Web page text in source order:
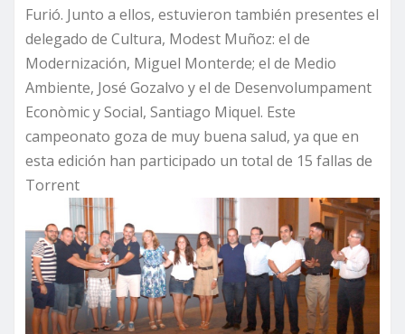
Furió. Junto a ellos, estuvieron también presentes el
delegado de Cultura, Modest Muñoz: el de
Modernización, Miguel Monterde; el de Medio
Ambiente, José Gozalvo y el de Desenvolumpament
Econòmic y Social, Santiago Miquel. Este
campeonato goza de muy buena salud, ya que en
esta edición han participado un total de 15 fallas de
Torrent